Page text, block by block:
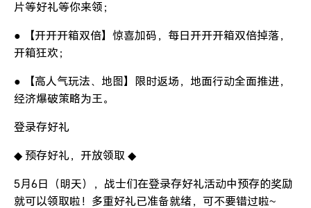
片等好礼等你来领；
● 【开开开箱双倍】惊喜加码，每日开开开箱双倍掉落，
开箱狂欢；
● 【高人气玩法、地图】限时返场，地面行动全面推进，
经济爆破策略为王。
登录存好礼
◆ 预存好礼，开放领取 ◆
5月6日（明天），战士们在登录存好礼活动中预存的奖励
就可以领取啦！多重好礼已准备就绪，可不要错过啦~